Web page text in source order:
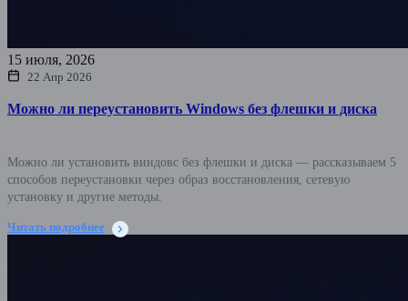
15 июля, 2026
22 Апр 2026
Можно ли переустановить Windows без флешки и диска
Можно ли установить виндовс без флешки и диска — рассказываем 5
способов переустановки через образ восстановления, сетевую
установку и другие методы.
Читать подробнее